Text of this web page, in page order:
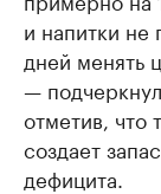
и напитки не
дней менять
—
отметив, что
создает
дефицита.